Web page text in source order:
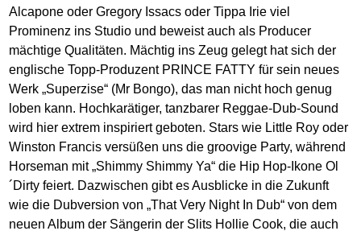
Alcapone oder Gregory Issacs oder Tippa Irie viel
Prominenz ins Studio und beweist auch als Producer
mächtige Qualitäten. Mächtig ins Zeug gelegt hat sich der
englische Topp-Produzent PRINCE FATTY für sein neues
Werk „Superzise“ (Mr Bongo), das man nicht hoch genug
loben kann. Hochkarätiger, tanzbarer Reggae-Dub-Sound
wird hier extrem inspiriert geboten. Stars wie Little Roy oder
Winston Francis versüßen uns die groovige Party, während
Horseman mit „Shimmy Shimmy Ya“ die Hip Hop-Ikone Ol
´Dirty feiert. Dazwischen gibt es Ausblicke in die Zukunft
wie die Dubversion von „That Very Night In Dub“ von dem
neuen Album der Sängerin der Slits Hollie Cook, die auch